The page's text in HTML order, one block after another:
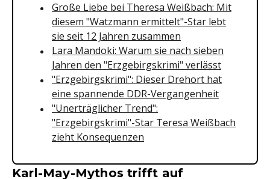
Große Liebe bei Theresa Weißbach: Mit
diesem "Watzmann ermittelt"-Star lebt
sie seit 12 Jahren zusammen
Lara Mandoki: Warum sie nach sieben
Jahren den "Erzgebirgskrimi" verlässt
"Erzgebirgskrimi": Dieser Drehort hat
eine spannende DDR-Vergangenheit
"Unerträglicher Trend":
"Erzgebirgskrimi"-Star Teresa Weißbach
zieht Konsequenzen
Karl-May-Mythos trifft auf